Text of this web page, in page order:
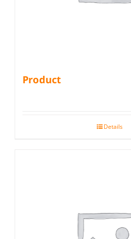
Product
Details